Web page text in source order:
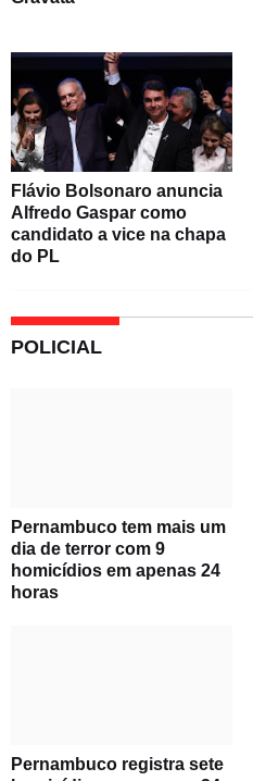
Flávio Bolsonaro anuncia
Alfredo Gaspar como
candidato a vice na chapa
do PL
POLICIAL
Pernambuco tem mais um
dia de terror com 9
homicídios em apenas 24
horas
Pernambuco registra sete